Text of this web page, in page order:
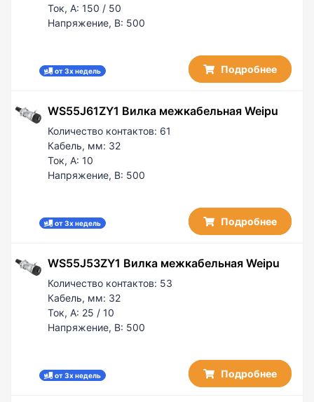
Ток, А: 150 / 50
Напряжение, В: 500
от 3х недель Подробнее
WS55J61ZY1 Вилка межкабельная Weipu
Количество контактов: 61
Кабель, мм: 32
Ток, А: 10
Напряжение, В: 500
от 3х недель Подробнее
WS55J53ZY1 Вилка межкабельная Weipu
Количество контактов: 53
Кабель, мм: 32
Ток, А: 25 / 10
Напряжение, В: 500
от 3х недель Подробнее